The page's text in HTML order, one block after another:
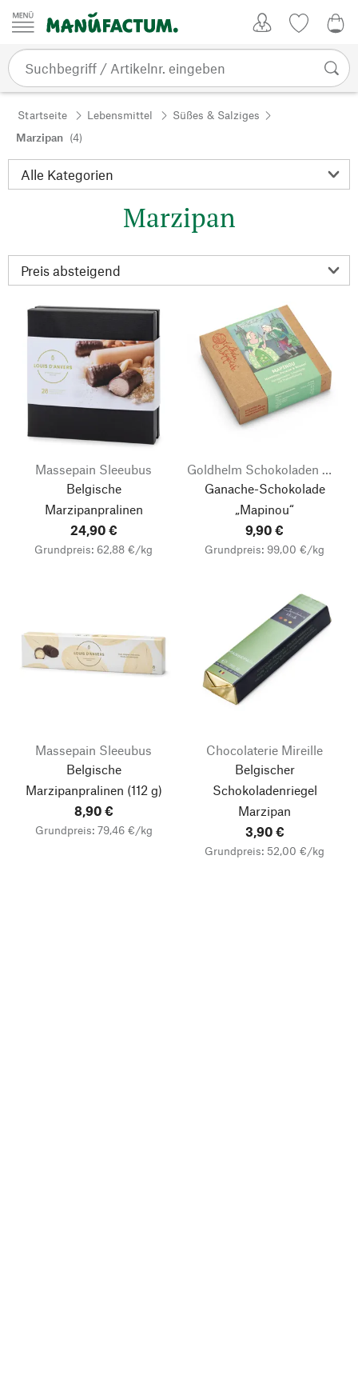
Zum Inhalt springen
Startseite Lebensmittel
Süßes & Salziges
Marzipan (4)
Marzipan
Massepain Sleeubus
Belgische
Marzipanpralinen
24,90 €
Grundpreis: 62,88 €/kg
Goldhelm Schokoladen Manufaktur
Ganache-Schokolade
„Mapinou“
9,90 €
Grundpreis: 99,00 €/kg
Massepain Sleeubus
Belgische
Marzipanpralinen (112 g)
8,90 €
Grundpreis: 79,46 €/kg
Chocolaterie Mireille
Belgischer
Schokoladenriegel
Marzipan
3,90 €
Grundpreis: 52,00 €/kg